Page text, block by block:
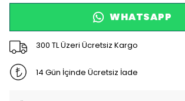
WHATSAPP
300 TL Üzeri Ücretsiz Kargo
14 Gün İçinde Ücretsiz İade